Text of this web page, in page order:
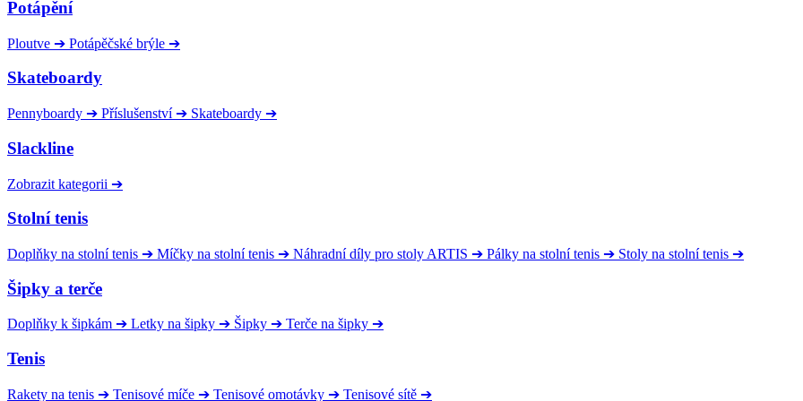
Potápění
Ploutve ➔ Potápěčské brýle ➔
Skateboardy
Pennyboardy ➔ Příslušenství ➔ Skateboardy ➔
Slackline
Zobrazit kategorii ➔
Stolní tenis
Doplňky na stolní tenis ➔ Míčky na stolní tenis ➔ Náhradní díly pro stoly ARTIS ➔ Pálky na stolní tenis ➔ Stoly na stolní tenis ➔
Šipky a terče
Doplňky k šipkám ➔ Letky na šipky ➔ Šipky ➔ Terče na šipky ➔
Tenis
Rakety na tenis ➔ Tenisové míče ➔ Tenisové omotávky ➔ Tenisové sítě ➔